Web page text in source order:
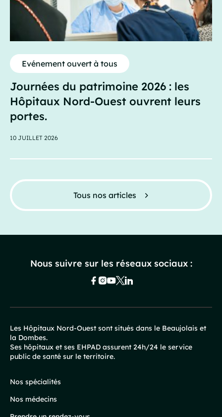
Tous nos articles
Evénement ouvert à tous
Journées du patrimoine 2026 : les
Hôpitaux Nord-Ouest ouvrent leurs
portes.
10 JUILLET 2026
Nous suivre sur les réseaux sociaux :
Pied
de
page
Les Hôpitaux Nord-Ouest sont situés dans le Beaujolais et
la Dombes.
Ses hôpitaux et ses EHPAD assurent 24h/24 le service
public de santé sur le territoire.
Nos spécialités
Nos médecins